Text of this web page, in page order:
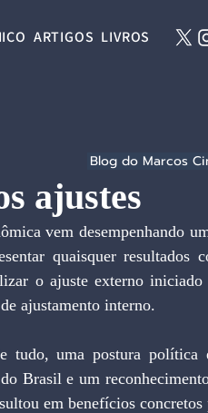
ARTIGOS LIVROS
ajustes
vem desempenhando
quaisquer resultados
o ajuste externo
ajustamento interno.
tudo, uma postura política
Brasil e um
em benefícios concretos
Blog do Marcos